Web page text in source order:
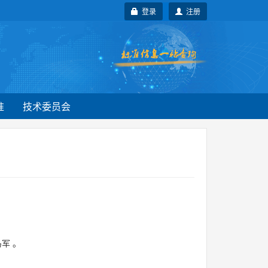
注册
登录
技术委员会
。